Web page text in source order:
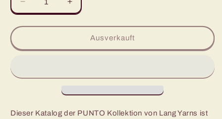
Verringere
die
Menge
PUNTO
Das
Schmuckstück
Erhöhe
die
Menge
PUNTO
Das
Schmuckstück
Ausverkauft
Dieser Katalog der PUNTO Kollektion von Lang Yarns ist